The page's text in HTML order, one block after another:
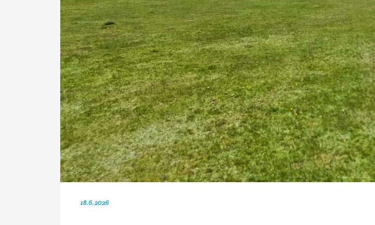
18.6.2026